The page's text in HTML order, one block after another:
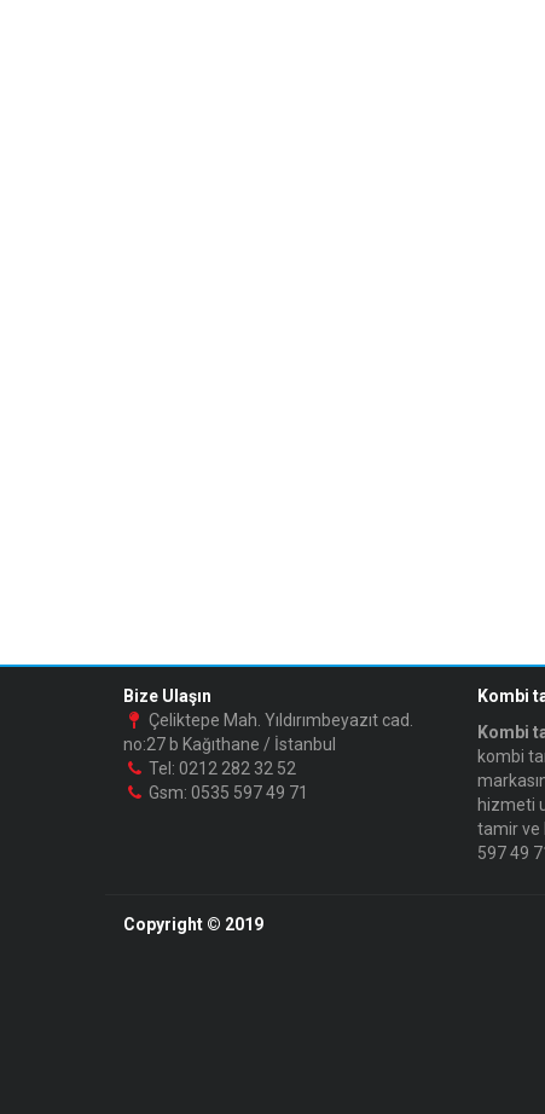
Bize Ulaşın
Çeliktepe Mah. Yıldırımbeyazıt cad.
no:27 b Kağıthane / İstanbul
Tel: 0212 282 32 52
Gsm: 0535 597 49 71
Kombi
Kombi
kombi
hizmeti
tamir ve
597 49
Copyright © 2019